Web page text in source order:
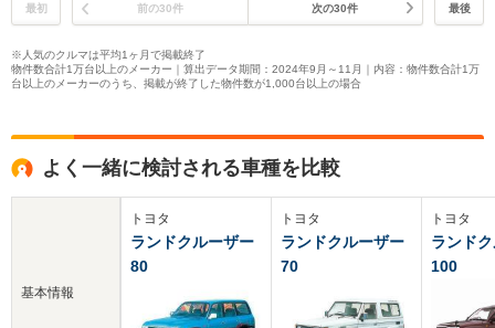
最初 前の30件 次の30件 最後
※人気のクルマは平均1ヶ月で掲載終了
物件数合計1万台以上のメーカー｜算出データ期間：2024年9月～11月｜内容：物件数合計1万
台以上のメーカーのうち、掲載が終了した物件数が1,000台以上の場合
よく一緒に検討される車種を比較
基本情報
トヨタ
ランドクルーザー
80
トヨタ
ランドクルーザー
70
トヨタ
ランド
100